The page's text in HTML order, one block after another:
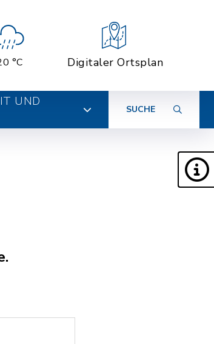
°C Digitaler Ortsplan
UND
SUCHE